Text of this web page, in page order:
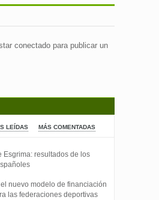
conectado para publicar un
LEÍDAS MÁS COMENTADAS
Esgrima: resultados de los
nuevo modelo de financiación
las federaciones deportivas